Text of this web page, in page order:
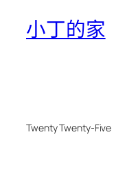
小丁的家
Twenty Twenty-Five